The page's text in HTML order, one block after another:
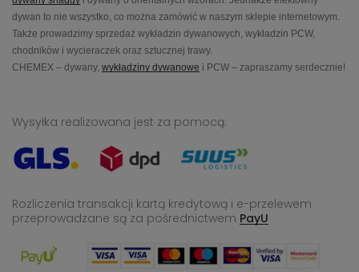
dywan to nie wszystko, co można zamówić w naszym sklepie internetowym.
Także prowadzimy sprzedaż wykładzin dywanowych, wykładzin PCW,
chodników i wycieraczek oraz sztucznej trawy.
CHEMEX – dywany, wykładziny dywanowe i PCW – zapraszamy serdecznie!
Wysyłka realizowana jest za pomocą:
Rozliczenia transakcji kartą kredytową i e-przelewem
przeprowadzane są za pośrednictwem PayU